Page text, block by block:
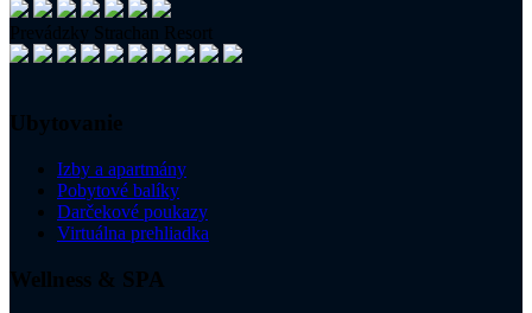
Prevádzky Strachan Resort
Ubytovanie
Izby a apartmány
Pobytové balíky
Darčekové poukazy
Virtuálna prehliadka
Wellness & SPA